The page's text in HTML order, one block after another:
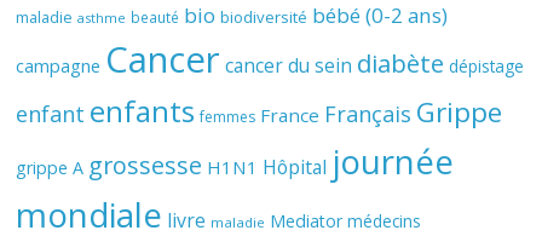
maladie asthme beauté bio biodiversité bébé (0-2 ans)
campagne Cancer cancer du sein diabète dépistage
enfant enfants femmes France Français Grippe
grippe A grossesse H1N1 Hôpital journée
mondiale livre maladie Mediator médecins